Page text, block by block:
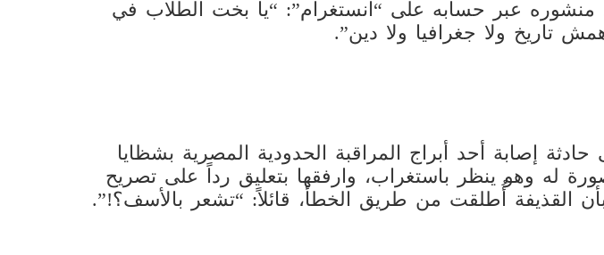
عبر حسابه على “انستغرام”: “يا بخت الطلاب في
تاريخ ولا جغرافيا ولا دين”.
إصابة أحد أبراج المراقبة الحدودية المصرية بشظايا
له وهو ينظر باستغراب، وارفقها بتعليق رداً على تصريح
القذيفة أُطلقت من طريق الخطأ، قائلاً: “تشعر بالأسف؟!”.